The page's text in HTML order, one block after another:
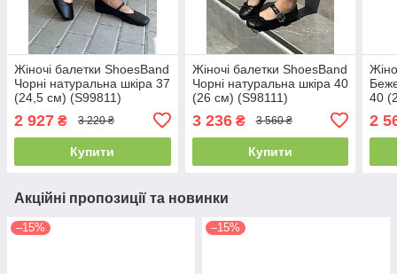
Жіночі балетки ShoesBand
Чорні натуральна шкіра 37
(24,5 см) (S99811)
2 927 ₴ 3 220 ₴
Купити
Жіночі балетки ShoesBand
Чорні натуральна шкіра 40
(26 см) (S98111)
3 236₴ 3 560 ₴
Купити
40
2
Акційні пропозиції та новинки
–15% –15%